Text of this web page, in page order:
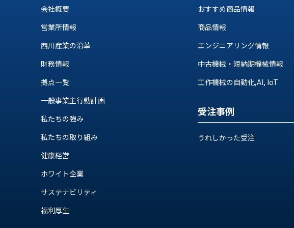
会社概要
営業所情報
西川産業の沿革
財務情報
拠点一覧
一般事業主行動計画
私たちの強み
私たちの取り組み
健康経営
ホワイト企業
サステナビリティ
福利厚生
おすすめ商品情報
商品情報
エンジニアリング情報
中古機械・短納期機械情報
工作機械の自動化,AI, IoT
受注事例
うれしかった受注